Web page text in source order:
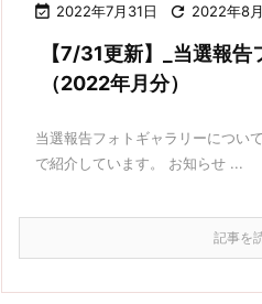
 2022年7月31日  2022年8
【7/31更新】_当選報
（2022年月分）
当選報告フォトギャラリーについ
で紹介しています。 お知らせ ...
記事を